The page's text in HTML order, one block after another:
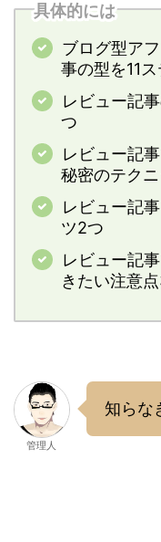
具体的には
ブログ型ア
事の型を11
レビュー記
つ
レビュー記
秘密のテク
レビュー記
ツ2つ
レビュー記
きたい注意
管理人
知らな